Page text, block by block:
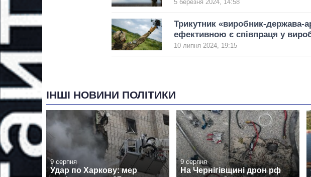
5 березня 2024, 14:58
Трикутник «виробник-держава-
ефективною є співпраця у
10 липня 2024, 19:15
ІНШІ НОВИНИ ПОЛІТИКИ
9 серпня
Удар по Харкову: мер
9 серпня
На Чернігівщині дрон рф